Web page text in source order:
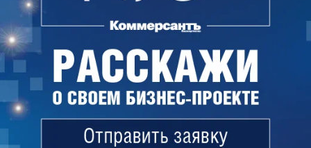
выезд»). Отдельное внимание будет уделено
развитию воздушного и водного транспорта.
Ключевым событием Форума «Транспорт Урала»
станет Пленарное заседание «Региональные
аспекты в реализации Национального проекта
Российской Федерации «Безопасные и
качественные автомобильные дороги» в